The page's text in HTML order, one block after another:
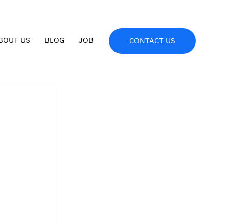
US BLOG JOB CONTACT US